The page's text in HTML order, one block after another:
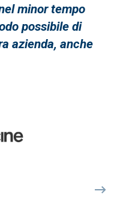
minor tempo
possibile di
azienda, anche